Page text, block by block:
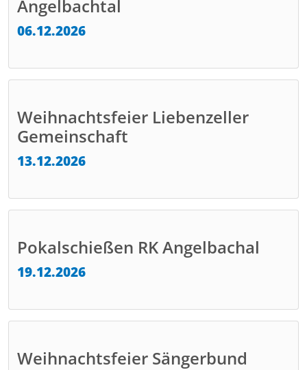
Angelbachtal
06.12.2026
Weihnachtsfeier Liebenzeller
Gemeinschaft
13.12.2026
Pokalschießen RK Angelbachal
19.12.2026
Weihnachtsfeier Sängerbund